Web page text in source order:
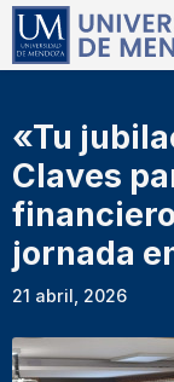
«Tu
Claves
jornada
21 abril, 2026